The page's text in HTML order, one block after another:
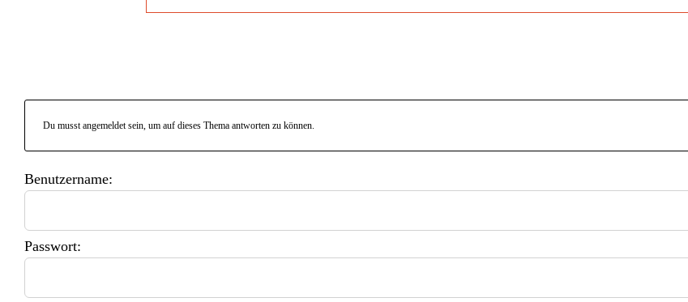
Du musst angemeldet sein, um auf dieses Thema antworten zu können.
Benutzername:
Passwort: